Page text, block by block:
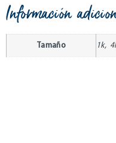
Información
Tamaño 1k,